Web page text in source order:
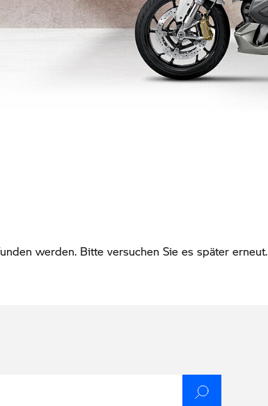
werden. Bitte versuchen Sie es später erneut.